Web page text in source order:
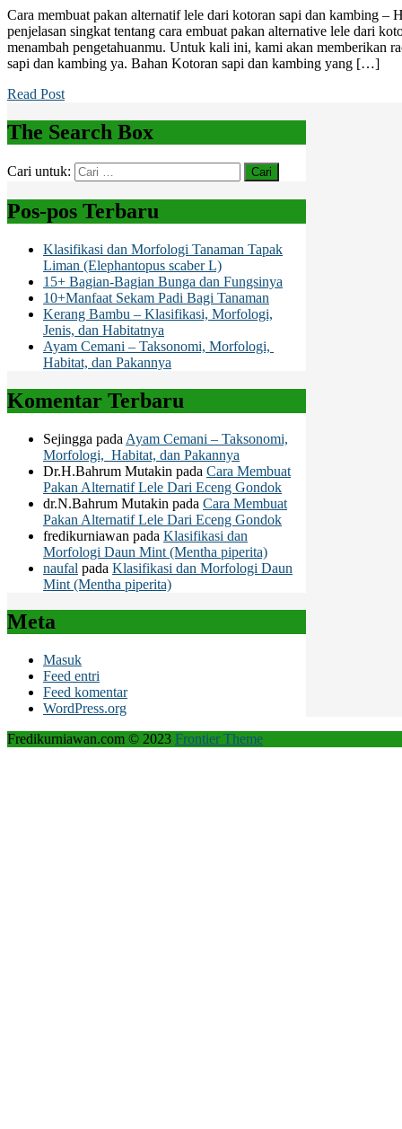
Cara membuat pakan alternatif lele dari kotoran sapi dan kambing –
penjelasan singkat tentang cara embuat pakan alternative lele dari
menambah pengetahuanmu. Untuk kali ini, kami akan memberikan
sapi dan kambing ya. Bahan Kotoran sapi dan kambing yang […]
Read Post
The Search Box
Cari untuk:
Pos-pos Terbaru
Klasifikasi dan Morfologi Tanaman Tapak
Liman (Elephantopus scaber L)
15+ Bagian-Bagian Bunga dan Fungsinya
10+Manfaat Sekam Padi Bagi Tanaman
Kerang Bambu – Klasifikasi, Morfologi,
Jenis, dan Habitatnya
Ayam Cemani – Taksonomi, Morfologi,
Habitat, dan Pakannya
Komentar Terbaru
Sejingga pada Ayam Cemani – Taksonomi,
Morfologi, Habitat, dan Pakannya
Dr.H.Bahrum Mutakin pada Cara Membuat
Pakan Alternatif Lele Dari Eceng Gondok
dr.N.Bahrum Mutakin pada Cara Membuat
Pakan Alternatif Lele Dari Eceng Gondok
fredikurniawan pada Klasifikasi dan
Morfologi Daun Mint (Mentha piperita)
naufal pada Klasifikasi dan Morfologi Daun
Mint (Mentha piperita)
Meta
Masuk
Feed entri
Feed komentar
WordPress.org
Fredikurniawan.com © 2023 Frontier Theme